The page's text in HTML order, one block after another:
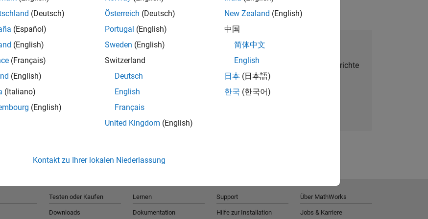
Talent Network beitreten
Erhalten Sie personalisierte Stellenangebote, Berichte
und Unternehmensneuigkeiten.
(Deutsch)
(Español)
(English)
(Français)
(English)
(Italiano)
(English)
Österreich (Deutsch)
Portugal (English)
Sweden (English)
Switzerland
Deutsch
English
Français
United Kingdom (English)
New Zealand (English)
中国
简体中文
English
日本 (日本語)
한국 (한국어)
Kontakt zu Ihrer lokalen Niederlassung
Testen oder Kaufen
Downloads
Lernen
Dokumentation
Support
Hilfe zur Installation
Über MathWorks
Jobs & Karriere